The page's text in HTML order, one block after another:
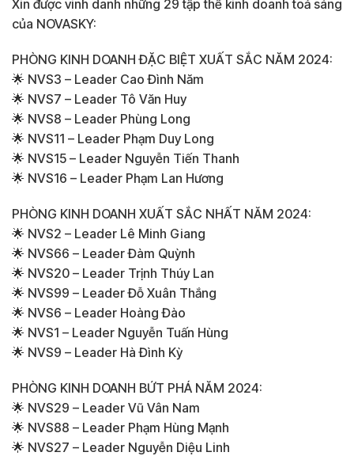
Xin được vinh danh những 29 tập thể kinh doanh toả sáng
của NOVASKY:
PHÒNG KINH DOANH ĐẶC BIỆT XUẤT SẮC NĂM 2024:
🌟 NVS3 – Leader Cao Đình Năm
🌟 NVS7 – Leader Tô Văn Huy
🌟 NVS8 – Leader Phùng Long
🌟 NVS11 – Leader Phạm Duy Long
🌟 NVS15 – Leader Nguyễn Tiến Thanh
🌟 NVS16 – Leader Phạm Lan Hương
PHÒNG KINH DOANH XUẤT SẮC NHẤT NĂM 2024:
🌟 NVS2 – Leader Lê Minh Giang
🌟 NVS66 – Leader Đàm Quỳnh
🌟 NVS20 – Leader Trịnh Thúy Lan
🌟 NVS99 – Leader Đỗ Xuân Thắng
🌟 NVS6 – Leader Hoàng Đào
🌟 NVS1 – Leader Nguyễn Tuấn Hùng
🌟 NVS9 – Leader Hà Đình Kỳ
PHÒNG KINH DOANH BỨT PHÁ NĂM 2024:
🌟 NVS29 – Leader Vũ Vân Nam
🌟 NVS88 – Leader Phạm Hùng Mạnh
🌟 NVS27 – Leader Nguyễn Diệu Linh